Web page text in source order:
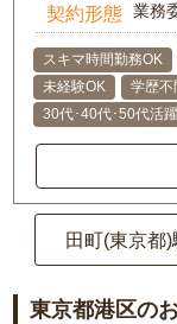
契約形態 業務
スキマ時間勤務OK
未経験OK
学歴不
30代･40代･50代活
田町(東京都
東京都港区の